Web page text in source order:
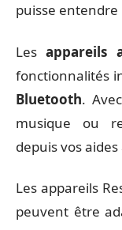
puisse entendre
Lesappareils
fonctionnalités
Bluetooth.
musique ou
depuis vos
Les appareils
peuvent être